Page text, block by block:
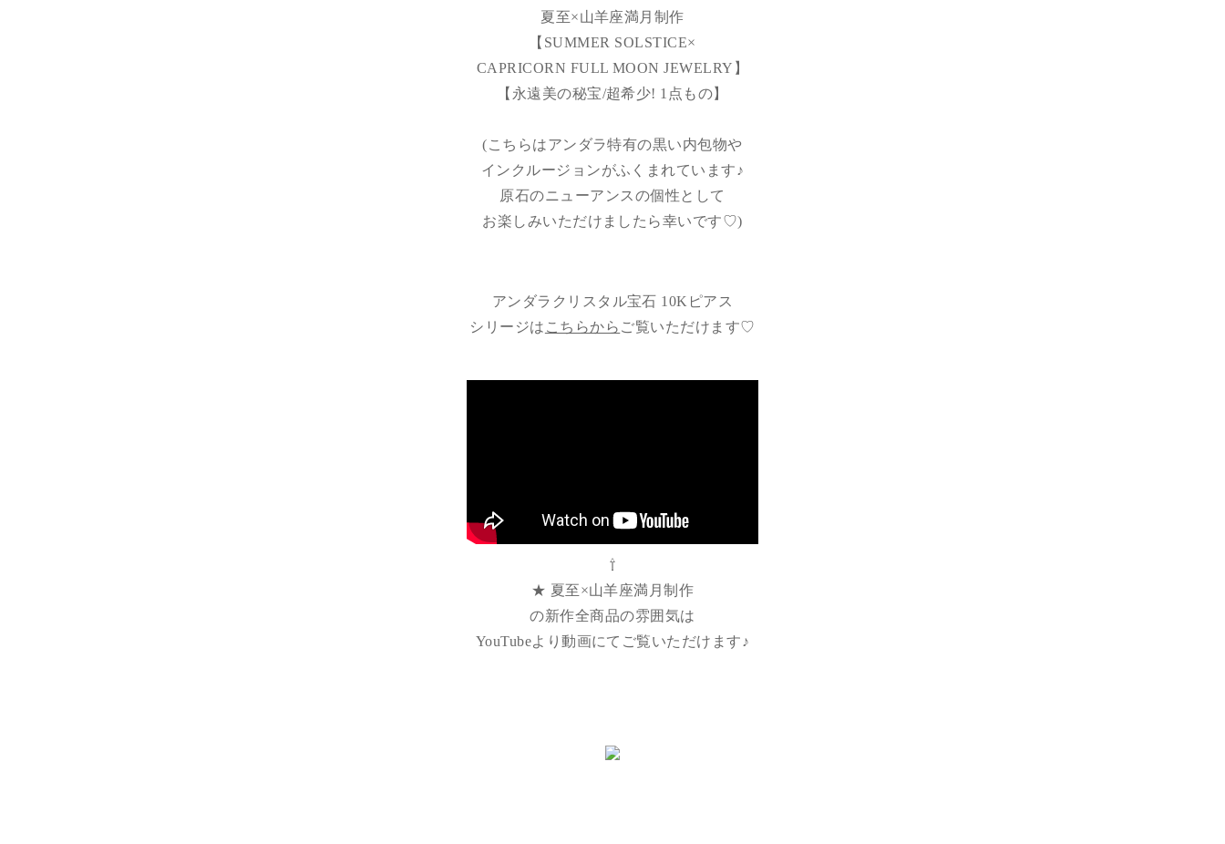
夏至×山羊座満月制作
【SUMMER SOLSTICE×
CAPRICORN FULL MOON JEWELRY】
【永遠美の秘宝/超希少! 1点もの】
(こちらはアンダラ特有の黒い内包物や
インクルージョンがふくまれています♪
原石のニューアンスの個性として
お楽しみいただけましたら幸いです♡)
アンダラクリスタル宝石 10Kピアス
シリージは こちらから ご覧いただけます♡
⇧
★ 夏至×山羊座満月制作
の新作全商品の雰囲気は
YouTubeより動画にてご覧いただけます♪